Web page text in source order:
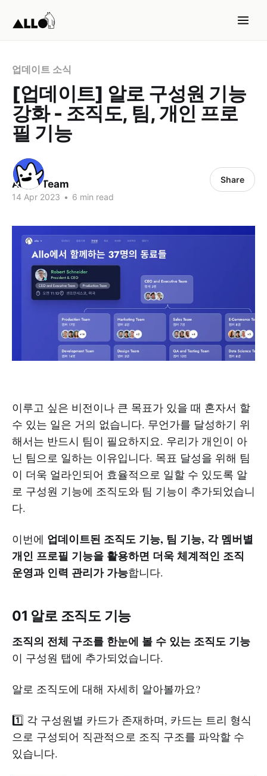
업데이트 소식
[업데이트] 알로 구성원 기능
강화 - 조직도, 팀, 개인 프로
필 기능
ALLO Team
14 Apr 2023 • 6 min read
Share
이루고 싶은 비전이나 큰 목표가 있을 때 혼자서 할
수 있는 일은 거의 없습니다. 무언가를 달성하기 위
해서는 반드시 팀이 필요하지요. 우리가 개인이 아
닌 팀으로 일하는 이유입니다. 목표 달성을 위해 팀
이 더욱 얼라인되어 효율적으로 일할 수 있도록 알
로 구성원 기능에 조직도와 팀 기능이 추가되었습니
다.
이번에 업데이트된 조직도 기능, 팀 기능, 각 멤버별
개인 프로필 기능을 활용하면 더욱 체계적인 조직
운영과 인력 관리가 가능합니다.
01 알로 조직도 기능
조직의 전체 구조를 한눈에 볼 수 있는 조직도 기능
이 구성원 탭에 추가되었습니다.
알로 조직도에 대해 자세히 알아볼까요?
1️⃣ 각 구성원별 카드가 존재하며, 카드는 트리 형식
으로 구성되어 직관적으로 조직 구조를 파악할 수
있습니다.